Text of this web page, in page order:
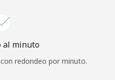
al minuto
redondeo por minuto.